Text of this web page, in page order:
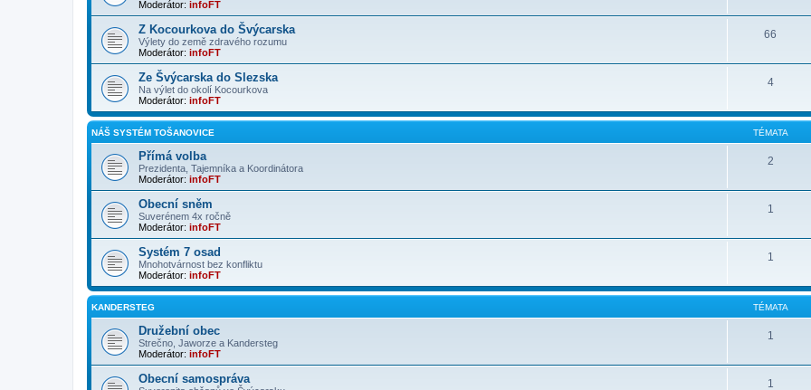
Moderátor: infoFT
Z Kocourkova do Švýcarska
Výlety do země zdravého rozumu
Moderátor: infoFT
66
Ze Švýcarska do Slezska
Na výlet do okolí Kocourkova
Moderátor: infoFT
4
NÁŠ SYSTÉM TOŠANOVICE TÉMATA
Přímá volba
Prezidenta, Tajemníka a Koordinátora
Moderátor: infoFT
2
Obecní sněm
Suverénem 4x ročně
Moderátor: infoFT
1
Systém 7 osad
Mnohotvárnost bez konfliktu
Moderátor: infoFT
1
KANDERSTEG TÉMATA
Družební obec
Strečno, Jaworze a Kandersteg
Moderátor: infoFT
1
Obecní samospráva 1